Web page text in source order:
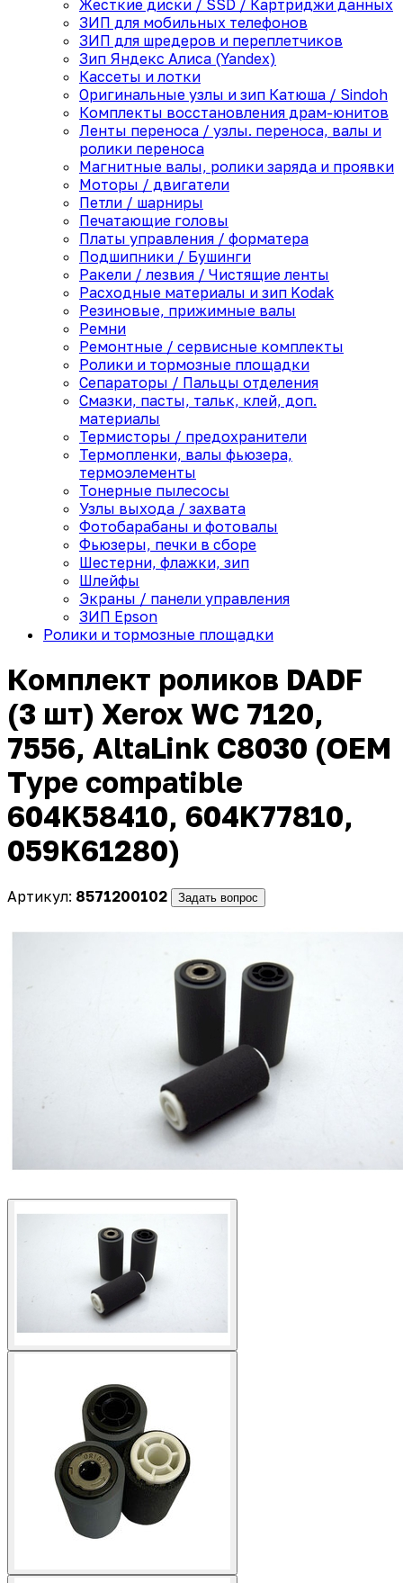
Жесткие диски / SSD / Картриджи данных
ЗИП для мобильных телефонов
ЗИП для шредеров и переплетчиков
Зип Яндекс Алиса (Yandex)
Кассеты и лотки
Оригинальные узлы и зип Катюша / Sindoh
Комплекты восстановления драм-юнитов
Ленты переноса / узлы. переноса, валы и
ролики переноса
Магнитные валы, ролики заряда и проявки
Моторы / двигатели
Петли / шарниры
Печатающие головы
Платы управления / форматера
Подшипники / Бушинги
Ракели / лезвия / Чистящие ленты
Расходные материалы и зип Kodak
Резиновые, прижимные валы
Ремни
Ремонтные / сервисные комплекты
Ролики и тормозные площадки
Сепараторы / Пальцы отделения
Смазки, пасты, тальк, клей, доп.
материалы
Термисторы / предохранители
Термопленки, валы фьюзера,
термоэлементы
Тонерные пылесосы
Узлы выхода / захвата
Фотобарабаны и фотовалы
Фьюзеры, печки в сборе
Шестерни, флажки, зип
Шлейфы
Экраны / панели управления
ЗИП Epson
Ролики и тормозные площадки
Комплект роликов DADF
(3 шт) Xerox WC 7120,
7556, AltaLink C8030 (OEM
Type compatible
604K58410, 604K77810,
059K61280)
Артикул: 8571200102 Задать вопрос